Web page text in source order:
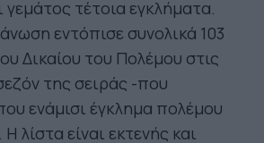
γεμάτος τέτοια εγκλήματα.
εντόπισε συνολικά 103
Δικαίου του Πολέμου στις
της σειράς -που
ενάμισι έγκλημα πολέμου
λίστα είναι εκτενής και